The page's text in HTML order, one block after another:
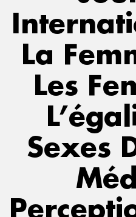
La
Les
Sexes